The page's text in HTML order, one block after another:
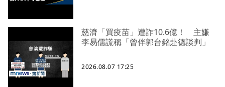
慈濟「買疫苗」遭詐10.6億！ 主嫌
李易儒謊稱「曾伴郭台銘赴德談判」
2026.08.07 17:25